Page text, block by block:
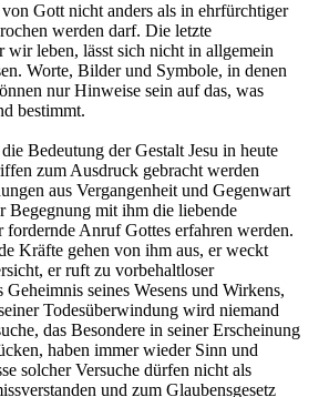
Gott nicht anders als in ehrfürchtiger
werden darf. Die letzte
wir leben, lässt sich nicht in allgemein
Worte, Bilder und Symbole, in denen
nur Hinweise sein auf das, was
bestimmt.
Bedeutung der Gestalt Jesu in heute
zum Ausdruck gebracht werden
aus Vergangenheit und Gegenwart
Begegnung mit ihm die liebende
fordernde Anruf Gottes erfahren werden.
Kräfte gehen von ihm aus, er weckt
er ruft zu vorbehaltloser
seines Wesens und Wirkens,
Todesüberwindung wird niemand
das Besondere in seiner Erscheinung
haben immer wieder Sinn und
solcher Versuche dürfen nicht als
und zum Glaubensgesetz